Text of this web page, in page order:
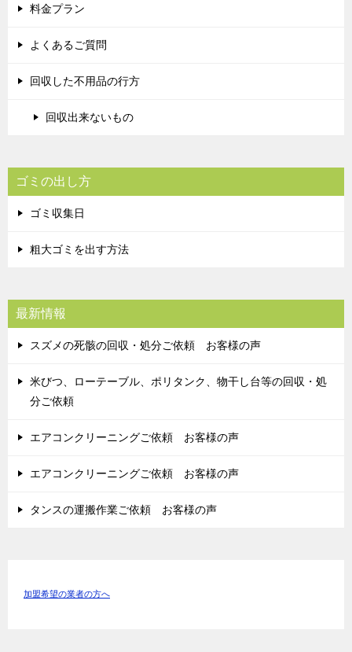
料金プラン
よくあるご質問
回収した不用品の行方
回収出来ないもの
ゴミの出し方
ゴミ収集日
粗大ゴミを出す方法
最新情報
スズメの死骸の回収・処分ご依頼 お客様の声
米びつ、ローテーブル、ポリタンク、物干し台等の回収・処
分ご依頼
エアコンクリーニングご依頼 お客様の声
エアコンクリーニングご依頼 お客様の声
タンスの運搬作業ご依頼 お客様の声
加盟希望の業者の方へ